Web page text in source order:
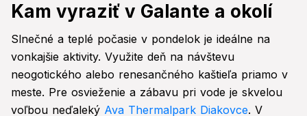
Kam vyraziť v Galante a okolí
Slnečné a teplé počasie v pondelok je ideálne na
vonkajšie aktivity. Využite deň na návštevu
neogotického alebo renesančného kaštieľa priamo v
meste. Pre osvieženie a zábavu pri vode je skvelou
voľbou neďaleký Ava Thermalpark Diakovce. V